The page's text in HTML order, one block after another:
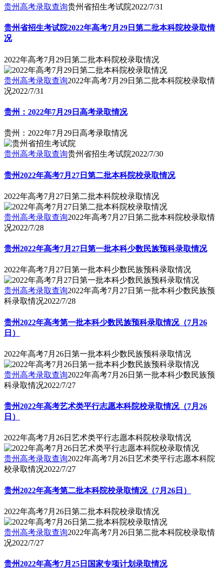
贵州高考录取查询贵州省招生考试院2022/7/31
贵州省招生考试院2022年高考7月29日第二批本科院校录取情
况
2022年高考7月29日第二批本科院校录取情况
贵州高考录取查询2022年高考7月29日第二批本科院校录取情
况2022/7/31
贵州：2022年7月29日高考录取情况
贵州：2022年7月29日高考录取情况
贵州高考录取查询贵州省招生考试院2022/7/30
贵州2022年高考7月27日第二批本科院校录取情况
2022年高考7月27日第二批本科院校录取情况
贵州高考录取查询2022年高考7月27日第二批本科院校录取情
况2022/7/28
贵州2022年高考7月27日第一批本科少数民族预科录取情况
2022年高考7月27日第一批本科少数民族预科录取情况
贵州高考录取查询2022年高考7月27日第一批本科少数民族预
科录取情况2022/7/28
贵州2022年高考第一批本科少数民族预科录取情况（7月26
日）
2022年高考7月26日第一批本科少数民族预科录取情况
贵州高考录取查询2022年高考7月26日第一批本科少数民族预
科录取情况2022/7/27
贵州2022年高考艺术类平行志愿本科院校录取情况（7月26
日）
2022年高考7月26日艺术类平行志愿本科院校录取情况
贵州高考录取查询2022年高考7月26日艺术类平行志愿本科院
校录取情况2022/7/27
贵州2022年高考第二批本科院校录取情况（7月26日）
2022年高考7月26日第二批本科院校录取情况
贵州高考录取查询2022年高考7月26日第二批本科院校录取情
况2022/7/27
贵州2022年高考7月25日国家专项计划录取情况